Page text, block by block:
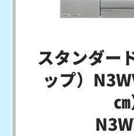
スタンダー
ップ）
㎝